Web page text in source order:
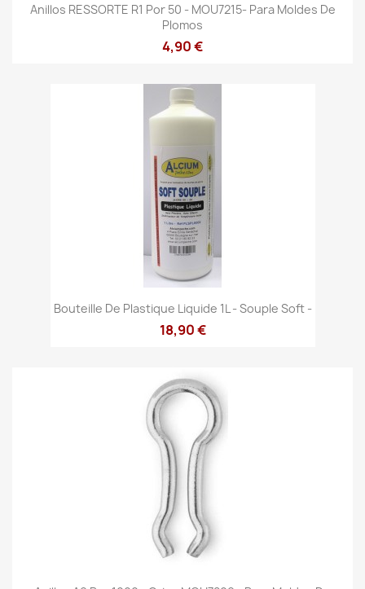
Anillos RESSORTE R1 Por 50 - MOU7215- Para Moldes De
Plomos
4,90 €
Bouteille De Plastique Liquide 1L - Souple Soft -
18,90 €